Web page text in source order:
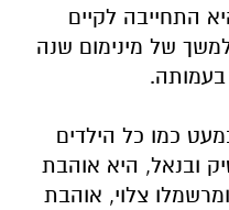
התחייבה לקיים
של מינימום שנה
כמו כל הילדים
ובנאל, היא אוהבת
צלוי, אוהבת